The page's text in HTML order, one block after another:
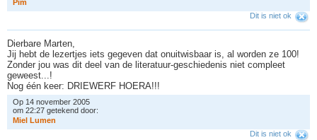
Pim
Dit is niet ok
Dierbare Marten,
Jij hebt de lezertjes iets gegeven dat onuitwisbaar is, al worden ze 100!
Zonder jou was dit deel van de literatuur-geschiedenis niet compleet
geweest...!
Nog één keer: DRIEWERF HOERA!!!
Op 14 november 2005
om 22:27 getekend door:
Miel Lumen
Dit is niet ok